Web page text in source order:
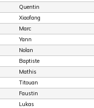
Quentin
Xiaofang
Marc
Yann
Nolan
Baptiste
Mathis
Titouan
Faustin
Lukas